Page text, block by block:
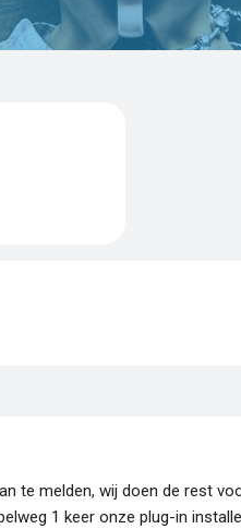
te melden, wij doen de rest
1 keer onze plug-in